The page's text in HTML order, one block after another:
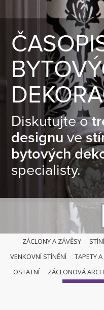
Diskutujte o
designuve
bytových
specialisty.
ZÁCLONY A ZÁVĚSY
VENKOVNÍ STÍNĚNÍ
TAPETY
OSTATNÍ
ZÁCLONOVÁ